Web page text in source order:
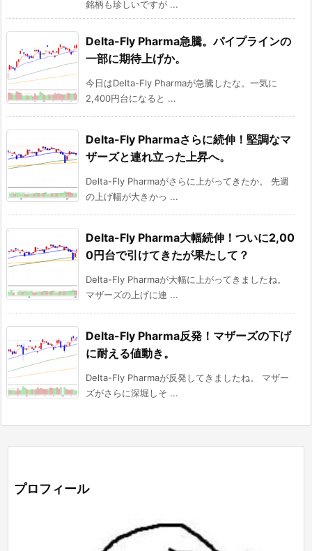
銘柄も珍しいですが ...
Delta-Fly Pharma急騰。パイプラインの
一部に期待上げか。
今日はDelta-Fly Pharmaが急騰したな。一気に
2,400円台になると ...
Delta-Fly Pharmaさらに続伸！堅調なマ
ザーズと連れ立った上昇へ。
Delta-Fly Pharmaがさらに上がってきたか。 先週
の上げ幅が大きかっ ...
Delta-Fly Pharma大幅続伸！ついに2,00
0円台で引けてきたが果たして？
Delta-Fly Pharmaが大幅に上がってきましたね。
マザーズの上げに連 ...
Delta-Fly Pharma反発！マザーズの下げ
に耐える値動き。
Delta-Fly Pharmaが反発してきましたね。 マザー
ズがさらに深堀しそ ...
プロフィール